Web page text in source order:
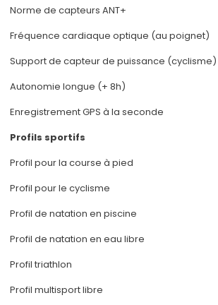
Norme de capteurs ANT+
Fréquence cardiaque optique (au poignet)
Support de capteur de puissance (cyclisme)
Autonomie longue (+ 8h)
Enregistrement GPS à la seconde
Profils sportifs
Profil pour la course à pied
Profil pour le cyclisme
Profil de natation en piscine
Profil de natation en eau libre
Profil triathlon
Profil multisport libre